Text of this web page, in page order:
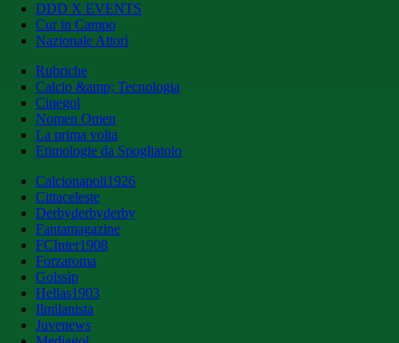
DDD X EVENTS
Cur in Campo
Nazionale Attori
Rubriche
Calcio &amp; Tecnologia
Cinegol
Nomen Omen
La prima volta
Etimologie da Spogliatoio
Calcionapoli1926
Cittaceleste
Derbyderbyderby
Fantamagazine
FCInter1908
Forzaroma
Golssip
Hellas1903
Ilmilanista
Juvenews